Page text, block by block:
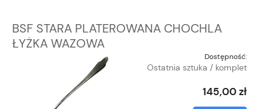
BSF STARA PLATEROWANA CHOCHLA
ŁYŻKA WAZOWA
Dostępność:
Ostatnia sztuka / komplet
145,00 zł